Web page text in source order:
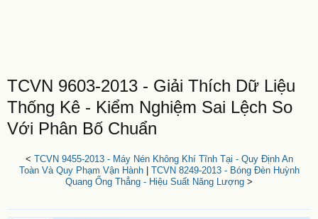
TCVN 9603-2013 - Giải Thích Dữ Liệu
Thống Kê - Kiểm Nghiệm Sai Lệch So
Với Phân Bố Chuẩn
< TCVN 9455-2013 - Máy Nén Không Khí Tĩnh Tại - Quy Định An
Toàn Và Quy Phạm Vận Hành| TCVN 8249-2013 - Bóng Đèn Huỳnh
Quang Ống Thẳng - Hiệu Suất Năng Lượng >